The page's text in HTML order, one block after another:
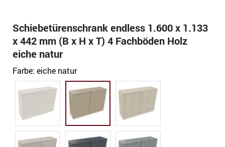
Schiebetürenschrank endless 1.600 x 1.133
x 442 mm (B x H x T) 4 Fachböden Holz
eiche natur
Farbe: eiche natur